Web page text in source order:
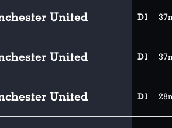
United D1
United D1
United D1